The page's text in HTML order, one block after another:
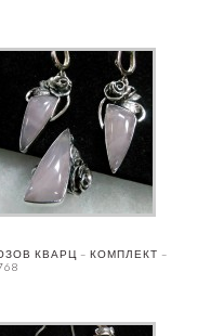
КВАРЦ – КОМПЛЕКТ –